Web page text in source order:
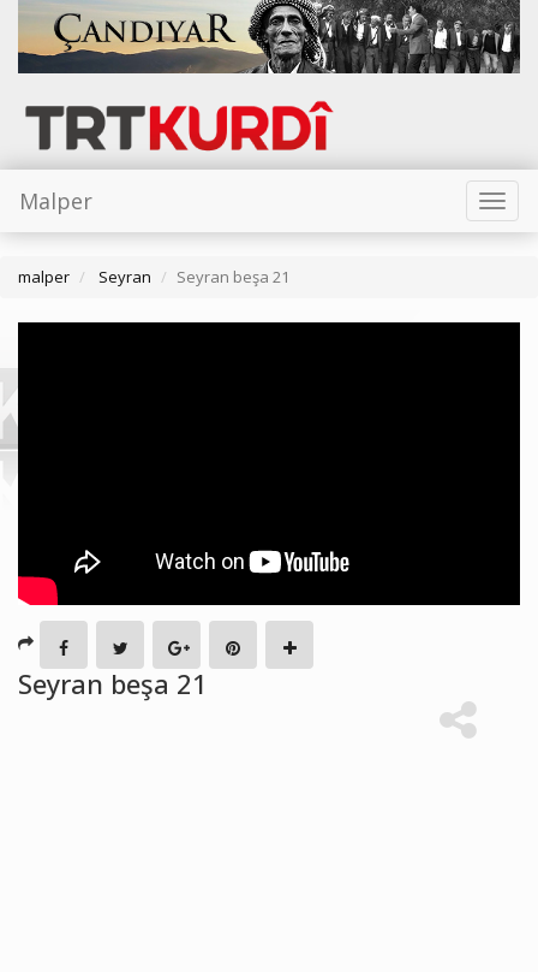
Toggle
Malper
malper Seyran Seyran beşa 21
Seyran beşa 21